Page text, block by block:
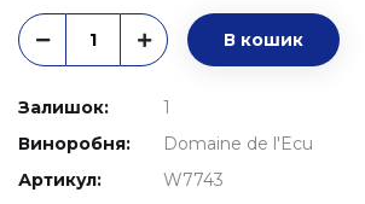
В кошик
Залишок:
1
Виноробня:
Domaine de l'Ecu
Артикул:
W7743